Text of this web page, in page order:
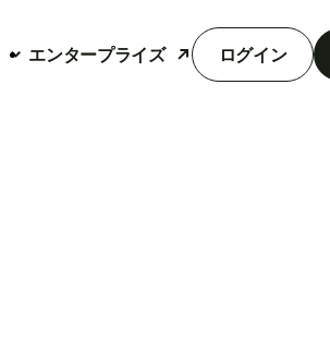
エンタープライズ ログイン